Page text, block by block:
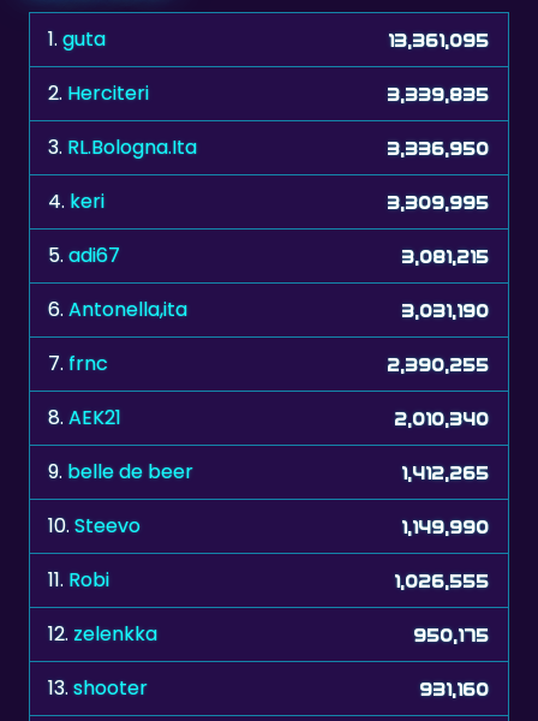
2.Herciteri 3,339,835
3. RL.Bologna.Ita 3,336,950
4.keri 3,309,995
5. adi67 3,081,215
6. Antonella,ita 3,031,190
7. frnc 2,390,255
8. AEK21 2,010,340
9. belle de beer 1,412,265
10.Steevo 1,149,990
11. Robi 1,026,555
12.zelenkka 950,175
13. shooter 931,160
14.bull7448 651,575